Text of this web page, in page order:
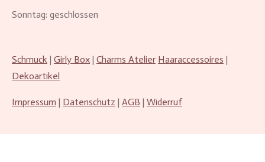
Sonntag: geschlossen
Schmuck | Girly Box | Charms Atelier Haaraccessoires |
Dekoartikel
Impressum | Datenschutz | AGB | Widerruf